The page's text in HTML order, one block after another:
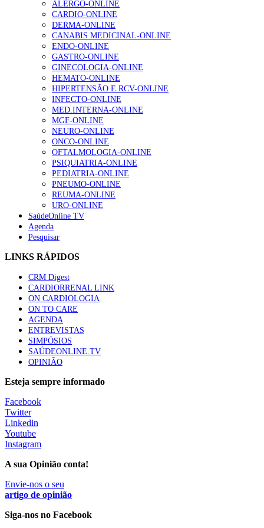
gesto conta e cada profissional faz a diferença”
203 visualizações
1.º Episódio do Podcast “Frequência Cardio – Sintoniza-
te na Insuficiência Cardíaca” da Bayer
169 visualizações
Alguns milhares de utentes podem ficar sem médico de
família com nova regras do registo, alerta associação
132 visualizações
“Os programas de rastreio do cancro do pulmão são
custo-efetivos e representam um investimento
sustentável para os sistemas de saúde”
93 visualizações
Quase quatro em cada dez doentes com enfarte
87 visualizações
Trodelvy aprovado para primeira linha no cancro da
mama triplo negativo metastático em doentes não
elegíveis para inibidores PD-(L)1
61 visualizações
MAIS NOTÍCIAS
Quase 11.900 jovens recorreram aos cheques psicólogo e
nutricionista no primeiro mês
7 Ago, 2026
ULS de Coimbra estreia cirurgia endoscópica do ouvido com
apoio robótico em Portugal
7 Ago, 2026 0 Comments
ALERGO-ONLINE
CARDIO-ONLINE
DERMA-ONLINE
CANABIS MEDICINAL-ONLINE
ENDO-ONLINE
GASTRO-ONLINE
GINECOLOGIA-ONLINE
HEMATO-ONLINE
HIPERTENSÃO E RCV-ONLINE
INFECTO-ONLINE
MED.INTERNA-ONLINE
MGF-ONLINE
NEURO-ONLINE
ONCO-ONLINE
OFTALMOLOGIA-ONLINE
PSIQUIATRIA-ONLINE
PEDIATRIA-ONLINE
PNEUMO-ONLINE
REUMA-ONLINE
URO-ONLINE
SaúdeOnline TV
Agenda
Pesquisar
LINKS RÁPIDOS
CRM Digest
CARDIORRENAL LINK
ON CARDIOLOGIA
ON TO CARE
AGENDA
ENTREVISTAS
SIMPÓSIOS
SAÚDEONLINE.TV
OPINIÃO
Esteja sempre informado
Facebook
Twitter
Linkedin
Youtube
Instagram
A sua Opinião conta!
Envie-nos o seu
artigo de opinião
Siga-nos no Facebook